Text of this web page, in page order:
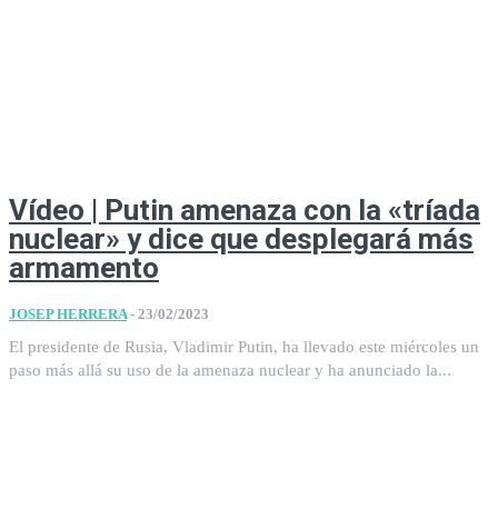
Vídeo | Putin amenaza con la «tríada
nuclear» y dice que desplegará más
armamento
JOSEP HERRERA - 23/02/2023
El presidente de Rusia, Vladimir Putin, ha llevado este miércoles un
paso más allá su uso de la amenaza nuclear y ha anunciado la...